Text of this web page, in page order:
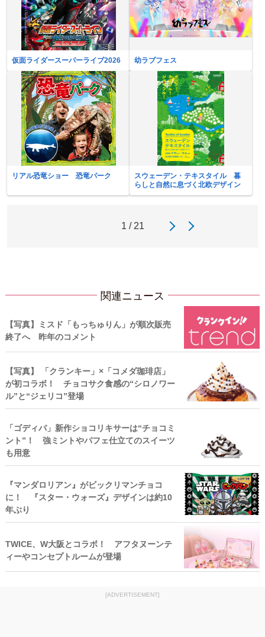
仮面ライダースーパーライブ2026 幼ラブフェス
リアル恐竜ショー 恐竜パーク
スウェーデン・テキスタイル 暮
らしと自然に息づく北欧デザイン
1 / 21
関連ニュース
【写真】ミスド「もっちゅりん」が順次販売
終了へ 昨年のコメント
【写真】 「クランキー」×「コメダ珈琲店」
が初コラボ！ チョコサク食感の“シロノワー
ル”と“ジェリコ”登場
「ゴディバ」新作ショコリキサーは“チョコミ
ント”！ 強ミントやパフェ仕立てのスイーツ
も用意
『マンダロリアン』がビックリマンチョコ
に！ 『スター・ウォーズ』デザインは約10
年ぶり
TWICE、W大阪とコラボ！ アフタヌーンテ
ィーやコンセプトルームが登場
[ADVERTISEMENT]